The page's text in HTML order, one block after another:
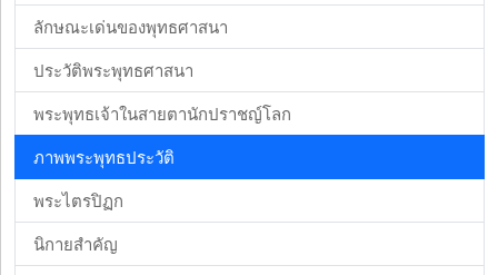
ลักษณะเด่นของพุทธศาสนา
ประวัติพระพุทธศาสนา
พระพุทธเจ้าในสายตานักปราชญ์โลก
ภาพพระพุทธประวัติ
พระไตรปิฏก
นิกายสำคัญ